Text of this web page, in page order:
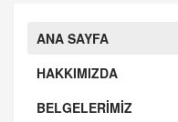
ANA SAYFA
HAKKIMIZDA
BELGELERİMİZ